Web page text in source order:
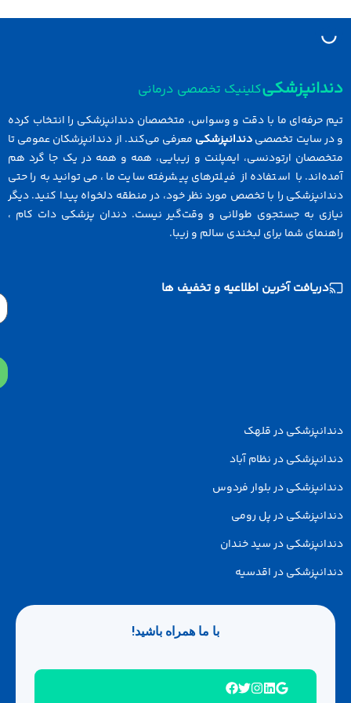
کلینیک تخصصی درمانی
حرفه‌ای ما با دقت و وسواس، متخصصان دندانپزشکی را انتخاب کرده
سایت تخصصیدندانپزشکیمعرفی می‌کند. از دندانپزشکان عمومی تا
ارتودنسی، ایمپلنت و زیبایی، همه و همه در یک جا گرد هم
با استفاده از فیلترهای پیشرفته سایت ما، می‌توانید به راحتی
را با تخصص مورد نظر خود، در منطقه دلخواه پیدا کنید. دیگر
به جستجوی طولانی و وقت‌گیر نیست. دندان پزشکی دات کام ،
شما برای لبخندی سالم و زیبا.
دریافت آخرین اطلاعیه و تخفیف ها
در قلهک
در نظام آباد
در بلوار فردوس
در پل رومی
در سید خندان
در اقدسیه
با ما همراه باشید!